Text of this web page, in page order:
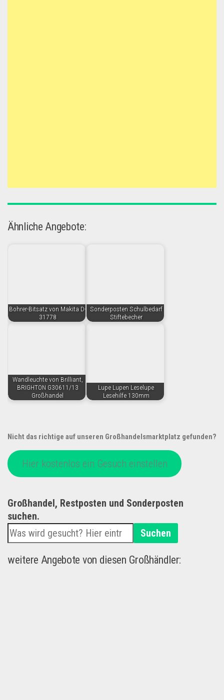
Ähnliche Angebote:
Bohrer-Bitsatz von Makita D-
31778
Sonderposten Schulbedarf
Stiftebecher
Wandleuchte von Brilliant,
BRIGHTON G30611/13
Großhandel
Lupe Lupen Leselupe
Lesehilfe 130mm
Nicht das richtige auf unseren Großhandelsmarktplatz gefunden?
Hier kostenlos ein Gesuch einstellen
Großhandel, Restposten und Sonderposten
suchen.
Suchen
weitere Angebote von diesen Großhändler: